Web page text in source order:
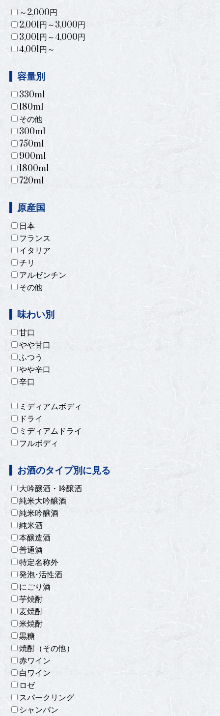
～2,000円
2,001円～3,000円
3,001円～4,000円
4,001円～
容量別
330ml
180ml
その他
300ml
750ml
900ml
1800ml
720ml
原産国
日本
フランス
イタリア
チリ
アルゼンチン
その他
味わい別
甘口
やや甘口
ふつう
やや辛口
辛口
ミディアムボディ
ドライ
ミディアムドライ
フルボディ
お酒のタイプ別に見る
大吟醸酒・吟醸酒
純米大吟醸酒
純米吟醸酒
純米酒
本醸造酒
普通酒
特定名称外
発泡･活性酒
にごり酒
芋焼酎
麦焼酎
米焼酎
黒糖
焼酎（その他）
赤ワイン
白ワイン
ロゼ
スパークリング
シャンパン